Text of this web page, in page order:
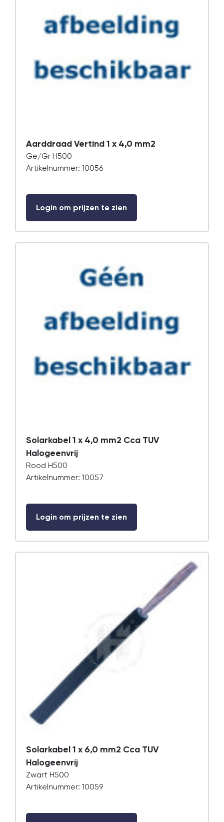
Aarddraad Vertind 1 x 4,0 mm2
Ge/Gr H500
Artikelnummer: 10056
Login om prijzen te zien
Solarkabel 1 x 4,0 mm2 Cca TUV
Halogeenvrij
Rood H500
Artikelnummer: 10057
Login om prijzen te zien
Solarkabel 1 x 6,0 mm2 Cca TUV
Halogeenvrij
Zwart H500
Artikelnummer: 10059